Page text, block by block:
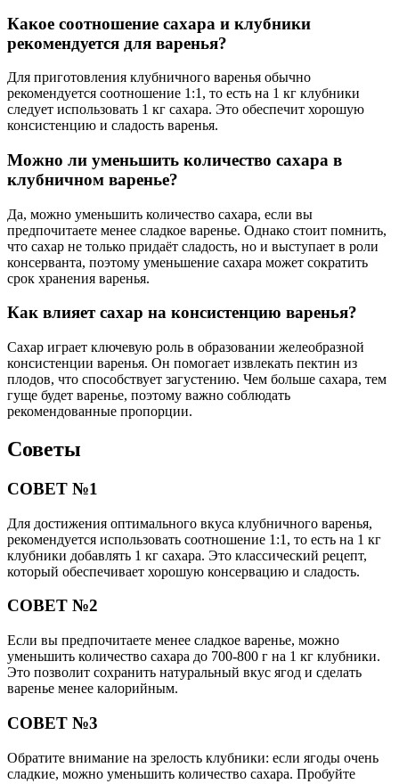
Какое соотношение сахара и клубники
рекомендуется для варенья?
Для приготовления клубничного варенья обычно
рекомендуется соотношение 1:1, то есть на 1 кг клубники
следует использовать 1 кг сахара. Это обеспечит хорошую
консистенцию и сладость варенья.
Можно ли уменьшить количество сахара в
клубничном варенье?
Да, можно уменьшить количество сахара, если вы
предпочитаете менее сладкое варенье. Однако стоит помнить,
что сахар не только придаёт сладость, но и выступает в роли
консерванта, поэтому уменьшение сахара может сократить
срок хранения варенья.
Как влияет сахар на консистенцию варенья?
Сахар играет ключевую роль в образовании желеобразной
консистенции варенья. Он помогает извлекать пектин из
плодов, что способствует загустению. Чем больше сахара, тем
гуще будет варенье, поэтому важно соблюдать
рекомендованные пропорции.
Советы
СОВЕТ №1
Для достижения оптимального вкуса клубничного варенья,
рекомендуется использовать соотношение 1:1, то есть на 1 кг
клубники добавлять 1 кг сахара. Это классический рецепт,
который обеспечивает хорошую консервацию и сладость.
СОВЕТ №2
Если вы предпочитаете менее сладкое варенье, можно
уменьшить количество сахара до 700-800 г на 1 кг клубники.
Это позволит сохранить натуральный вкус ягод и сделать
варенье менее калорийным.
СОВЕТ №3
Обратите внимание на зрелость клубники: если ягоды очень
сладкие, можно уменьшить количество сахара. Пробуйте